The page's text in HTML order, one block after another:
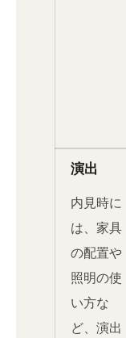
演出
内見時に
は、家具
の配置や
照明の使
い方な
ど、演出